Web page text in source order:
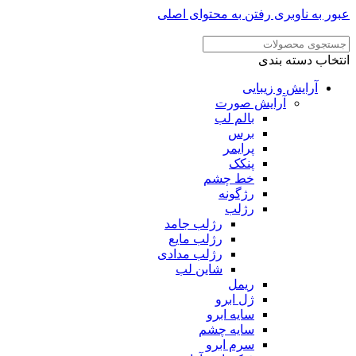
به ناوبریرفتن به محتوای اصلی
دسته بندی
آرایش و زیبایی
آرایش صورت
بالم لب
برس
پرایمر
پنکک
خط چشم
رژگونه
رژلب
رژلب جامد
رژلب مایع
رژلب مدادی
شاین لب
ریمل
ژل ابرو
سایه ابرو
سایه چشم
سرم ابرو